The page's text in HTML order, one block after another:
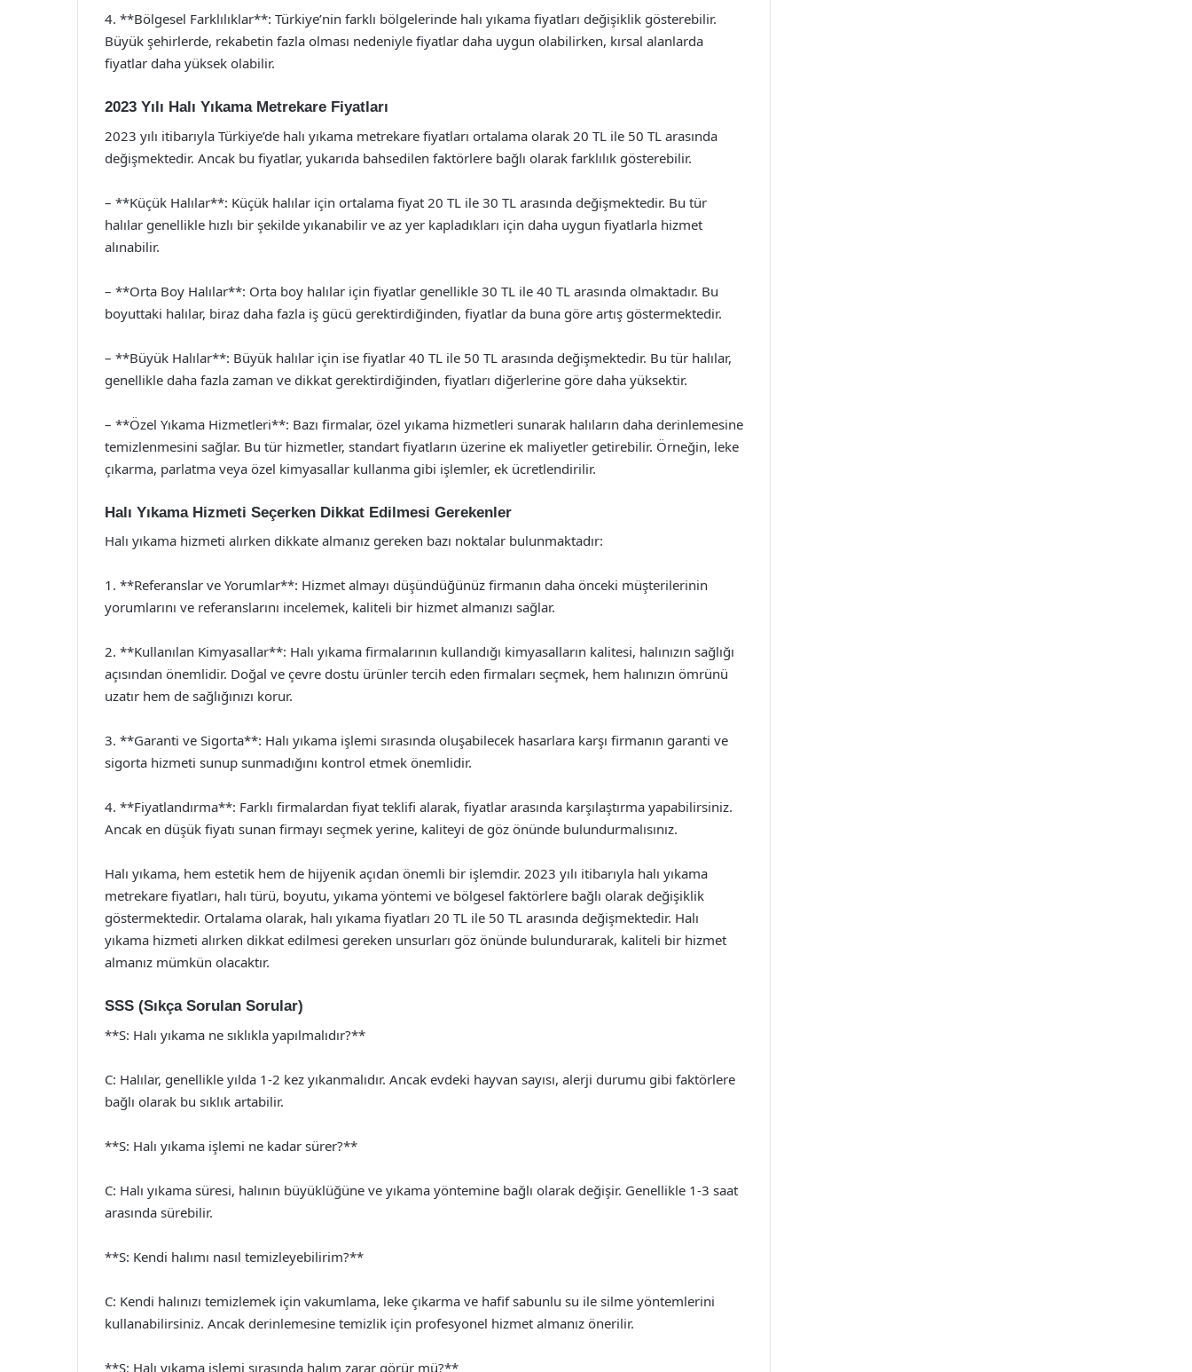
4. **Bölgesel Farklılıklar**: Türkiye’nin farklı bölgelerinde halı yıkama fiyatları değişiklik gösterebilir.
Büyük şehirlerde, rekabetin fazla olması nedeniyle fiyatlar daha uygun olabilirken, kırsal alanlarda
fiyatlar daha yüksek olabilir.
2023 Yılı Halı Yıkama Metrekare Fiyatları
2023 yılı itibarıyla Türkiye’de halı yıkama metrekare fiyatları ortalama olarak 20 TL ile 50 TL arasında
değişmektedir. Ancak bu fiyatlar, yukarıda bahsedilen faktörlere bağlı olarak farklılık gösterebilir.
– **Küçük Halılar**: Küçük halılar için ortalama fiyat 20 TL ile 30 TL arasında değişmektedir. Bu tür
halılar genellikle hızlı bir şekilde yıkanabilir ve az yer kapladıkları için daha uygun fiyatlarla hizmet
alınabilir.
– **Orta Boy Halılar**: Orta boy halılar için fiyatlar genellikle 30 TL ile 40 TL arasında olmaktadır. Bu
boyuttaki halılar, biraz daha fazla iş gücü gerektirdiğinden, fiyatlar da buna göre artış göstermektedir.
– **Büyük Halılar**: Büyük halılar için ise fiyatlar 40 TL ile 50 TL arasında değişmektedir. Bu tür halılar,
genellikle daha fazla zaman ve dikkat gerektirdiğinden, fiyatları diğerlerine göre daha yüksektir.
– **Özel Yıkama Hizmetleri**: Bazı firmalar, özel yıkama hizmetleri sunarak halıların daha derinlemesine
temizlenmesini sağlar. Bu tür hizmetler, standart fiyatların üzerine ek maliyetler getirebilir. Örneğin, leke
çıkarma, parlatma veya özel kimyasallar kullanma gibi işlemler, ek ücretlendirilir.
Halı Yıkama Hizmeti Seçerken Dikkat Edilmesi Gerekenler
Halı yıkama hizmeti alırken dikkate almanız gereken bazı noktalar bulunmaktadır:
1. **Referanslar ve Yorumlar**: Hizmet almayı düşündüğünüz firmanın daha önceki müşterilerinin
yorumlarını ve referanslarını incelemek, kaliteli bir hizmet almanızı sağlar.
2. **Kullanılan Kimyasallar**: Halı yıkama firmalarının kullandığı kimyasalların kalitesi, halınızın sağlığı
açısından önemlidir. Doğal ve çevre dostu ürünler tercih eden firmaları seçmek, hem halınızın ömrünü
uzatır hem de sağlığınızı korur.
3. **Garanti ve Sigorta**: Halı yıkama işlemi sırasında oluşabilecek hasarlara karşı firmanın garanti ve
sigorta hizmeti sunup sunmadığını kontrol etmek önemlidir.
4. **Fiyatlandırma**: Farklı firmalardan fiyat teklifi alarak, fiyatlar arasında karşılaştırma yapabilirsiniz.
Ancak en düşük fiyatı sunan firmayı seçmek yerine, kaliteyi de göz önünde bulundurmalısınız.
Halı yıkama, hem estetik hem de hijyenik açıdan önemli bir işlemdir. 2023 yılı itibarıyla halı yıkama
metrekare fiyatları, halı türü, boyutu, yıkama yöntemi ve bölgesel faktörlere bağlı olarak değişiklik
göstermektedir. Ortalama olarak, halı yıkama fiyatları 20 TL ile 50 TL arasında değişmektedir. Halı
yıkama hizmeti alırken dikkat edilmesi gereken unsurları göz önünde bulundurarak, kaliteli bir hizmet
almanız mümkün olacaktır.
SSS (Sıkça Sorulan Sorular)
**S: Halı yıkama ne sıklıkla yapılmalıdır?**
C: Halılar, genellikle yılda 1-2 kez yıkanmalıdır. Ancak evdeki hayvan sayısı, alerji durumu gibi faktörlere
bağlı olarak bu sıklık artabilir.
**S: Halı yıkama işlemi ne kadar sürer?**
C: Halı yıkama süresi, halının büyüklüğüne ve yıkama yöntemine bağlı olarak değişir. Genellikle 1-3 saat
arasında sürebilir.
**S: Kendi halımı nasıl temizleyebilirim?**
C: Kendi halınızı temizlemek için vakumlama, leke çıkarma ve hafif sabunlu su ile silme yöntemlerini
kullanabilirsiniz. Ancak derinlemesine temizlik için profesyonel hizmet almanız önerilir.
**S: Halı yıkama işlemi sırasında halım zarar görür mü?**